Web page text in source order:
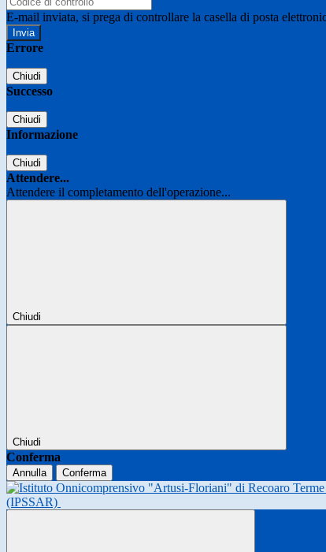
E-mail inviata, si prega di controllare la casella di posta
Errore
Chiudi
Successo
Chiudi
Informazione
Chiudi
Attendere...
Attendere il completamento dell'operazione...
Chiudi
Chiudi
Conferma
Annulla Conferma
(IPSSAR)